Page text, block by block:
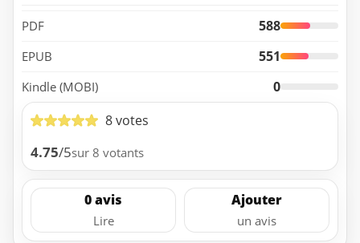
PDF 588
EPUB 551
Kindle (MOBI)
0
8 votes
4.75/5sur 8 votants
0 avis
Lire
Ajouter
un avis